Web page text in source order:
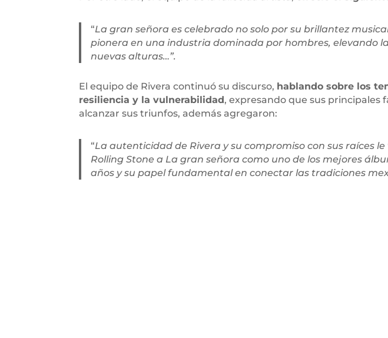
“La gran señora es celebrado no solo por su brillantez
pionera en una industria dominada por hombres, elevando
nuevas alturas…”.
El equipo de Rivera continuó su discurso, hablando sobre los
resiliencia y la vulnerabilidad , expresando que sus principales
alcanzar sus triunfos, además agregaron:
“La autenticidad de Rivera y su compromiso con sus raíces
Rolling Stone a La gran señora como uno de los mejores
años y su papel fundamental en conectar las tradiciones